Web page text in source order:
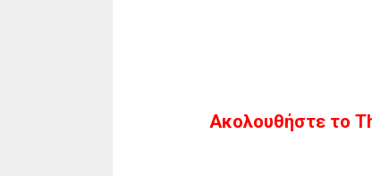
Ακολουθήστε το